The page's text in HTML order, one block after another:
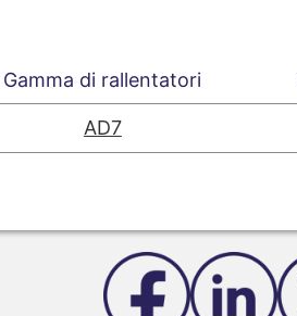
Gamma di rallentatori
AD7